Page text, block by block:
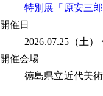
特別展「原安三
開催日
2026.07.25（土）
開催会場
徳島県立近代美